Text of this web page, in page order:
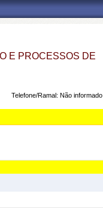
E PROCESSOS DE
Telefone/Ramal: Não informado